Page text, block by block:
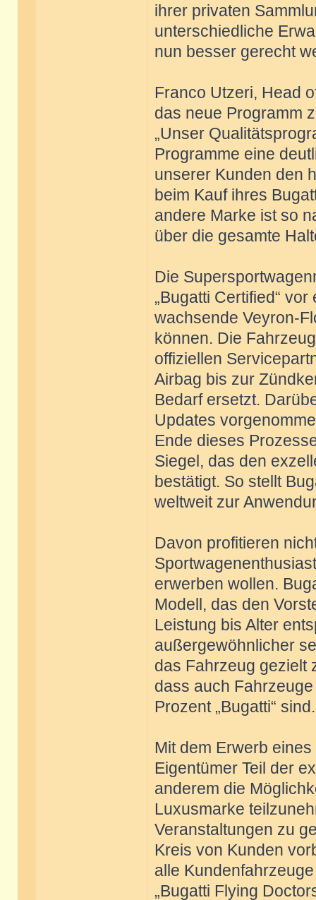
ihrer privaten
unterschiedliche
nun besser gerecht
Franco Utzeri, Head
das neue Programm
„Unser
Programme eine
unserer Kunden den
beim Kauf ihres
andere Marke ist so
über die gesamte
Die
„Bugatti Certified“
wachsende Veyron-
können. Die
offiziellen
Airbag bis zur
Bedarf ersetzt.
Updates
Ende dieses
Siegel, das den
bestätigt. So stellt
weltweit zur
Davon profitieren
erwerben wollen.
Modell, das den
Leistung bis Alter
außergewöhnlicher
das Fahrzeug gezielt
dass auch
Prozent „Bugatti“ sind.
Mit dem Erwerb
Eigentümer Teil der
anderem die
Luxusmarke
Veranstaltungen zu
Kreis von Kunden
alle
„Bugatti Flying